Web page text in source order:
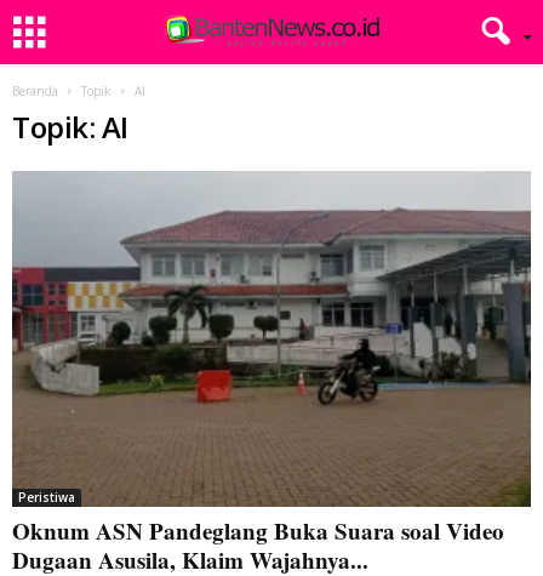
Beranda Topik AI
Topik: AI
Peristiwa
Oknum ASN Pandeglang Buka Suara soal Video
Dugaan Asusila, Klaim Wajahnya...